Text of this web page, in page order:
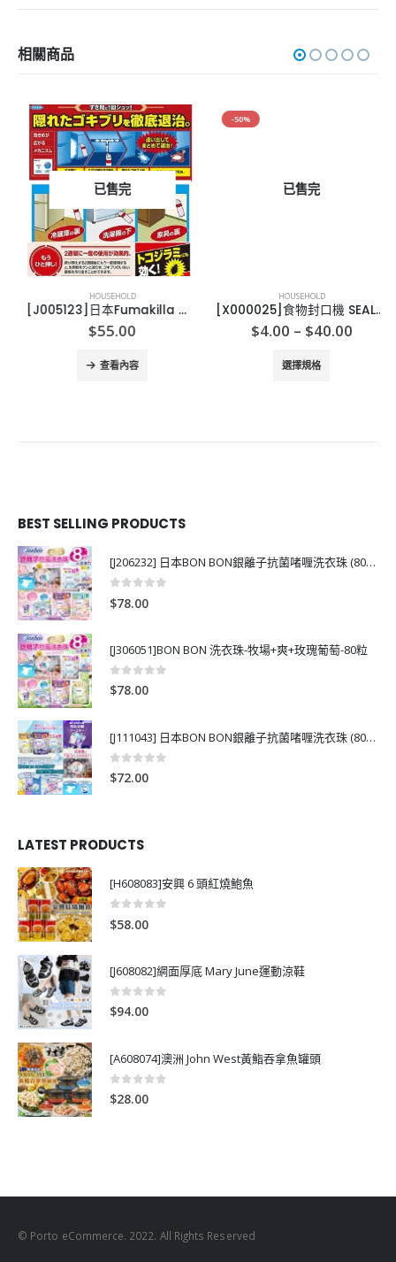
相關商品
已售完
HOUSEHOLD
[J005123]日本Fumakilla 蟑螂退治除曱甴噴霧
55.00
查看內容
-50%
已售完
HOUSEHOLD
[X000025]食物封口機 SEALABAG
4.00– $ 40.00Price
選擇規格
BEST SELLING PRODUCTS
[J206232] 日本BON BON銀離子抗菌啫喱洗衣珠 (80粒)
0
$78.00
[J306051]BON BON 洗衣珠-牧場+爽+玫瑰葡萄-80粒
0out of 5
$78.00
[J111043] 日本BON BON銀離子抗菌啫喱洗衣珠 (80粒)
0out of 5
$72.00
LATEST PRODUCTS
[H608083]安興 6 頭紅燒鮑魚
0
$58.00
[J608082]網面厚底 Mary June運動涼鞋
0 out of 5
$94.00
[A608074]澳洲 John West黃鮨吞拿魚罐頭
0 out of 5
$28.00
© Porto eCommerce. 2022. All Rights Reserved